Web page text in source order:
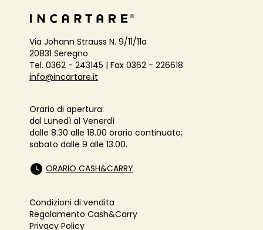
Via Johann Strauss N. 9/11/11a
20831 Seregno
Tel. 0362 - 243145 | Fax 0362 - 226618
info@incartare.it
Orario di apertura:
dal Lunedì al Venerdì
dalle 8.30 alle 18.00 orario continuato;
sabato dalle 9 alle 13.00.
ORARIO CASH&CARRY
Condizioni di vendita
Regolamento Cash&Carry
Privacy Policy